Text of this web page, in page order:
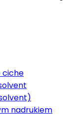
ciche
nadrukiem